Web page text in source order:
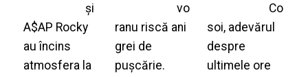
și
A$AP Rocky
au încins
atmosfera la
vo
ranu riscă ani
grei de
pușcărie.
Co
soi, adevărul
despre
ultimele ore